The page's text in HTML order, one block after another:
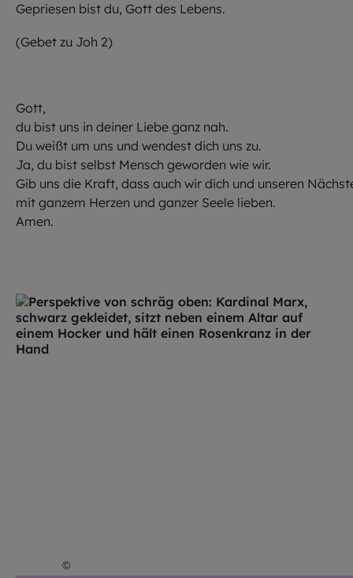
Gepriesen bist du, Gott des Lebens.
(Gebet zu Joh 2)
Gott,
du bist uns in deiner Liebe ganz nah.
Du weißt um uns und wendest dich uns zu.
Ja, du bist selbst Mensch geworden wie wir.
Gib uns die Kraft, dass auch wir dich und unseren
mit ganzem Herzen und ganzer Seele lieben.
Amen.
©